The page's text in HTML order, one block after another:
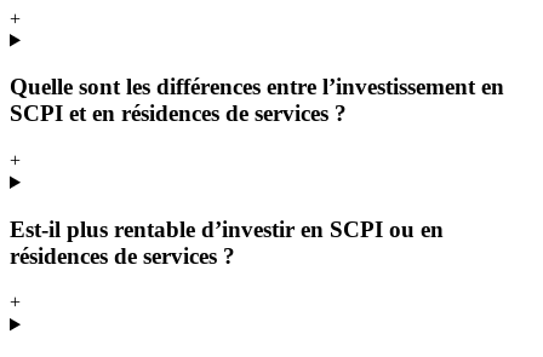
+
Quelle sont les différences entre l’investissement en
SCPI et en résidences de services ?
+
Est-il plus rentable d’investir en SCPI ou en
résidences de services ?
+